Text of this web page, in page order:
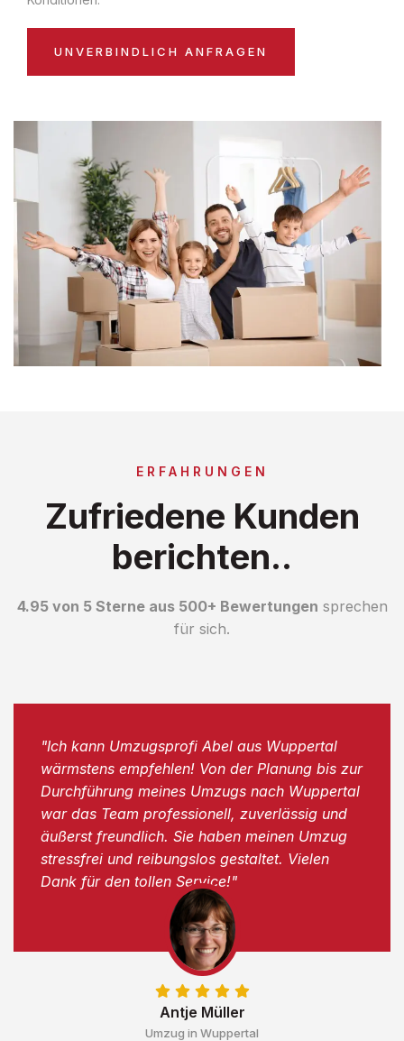
UNVERBINDLICH ANFRAGEN
ERFAHRUNGEN
Zufriedene Kunden
berichten..
4.95 von 5 Sterne aus 500+ Bewertungen sprechen
für sich.
Antje Müller
Umzug in Wuppertal
"Ich kann Umzugsprofi Abel aus Wuppertal
wärmstens empfehlen! Von der Planung bis zur
Durchführung meines Umzugs nach Wuppertal
war das Team professionell, zuverlässig und
äußerst freundlich. Sie haben meinen Umzug
stressfrei und reibungslos gestaltet. Vielen
Dank für den tollen Service!"